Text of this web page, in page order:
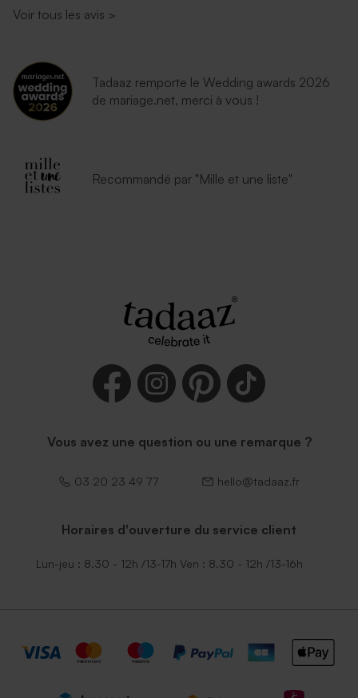
Voir tous les avis >
Tadaaz remporte le Wedding awards 2026
de mariage.net, merci à vous !
Recommandé par "Mille et une liste"
Vous avez une question ou une remarque ?
03 20 23 49 77 hello@tadaaz.fr
Horaires d'ouverture du service client
Lun-jeu : 8.30 - 12h /13-17h Ven : 8.30 - 12h /13-16h